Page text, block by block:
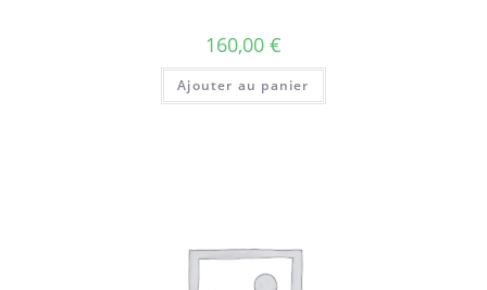
160,00 €
Ajouter au panier